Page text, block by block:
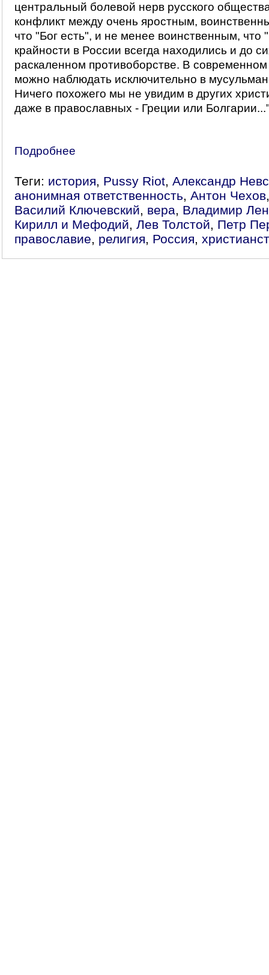
центральный болевой нерв русского
конфликт между очень яростным,
что "Бог есть", и не менее воинственным, что
крайности в России всегда находились и до
раскаленном противоборстве. В
можно наблюдать исключительно в
Ничего похожего мы не увидим в других
даже в православных - Греции или
Подробнее
Теги: история, Pussy Riot, Александр
анонимная ответственность, Антон Чехов
Василий Ключевский, вера, Владимир
Кирилл и Мефодий, Лев Толстой, Петр
православие, религия, Россия,